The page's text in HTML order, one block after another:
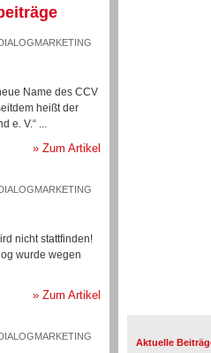
Name des CCV
heißt der
e. V.“ ...
» Zum Artikel
nicht stattfinden!
wurde wegen
» Zum Artikel
Aktuelle